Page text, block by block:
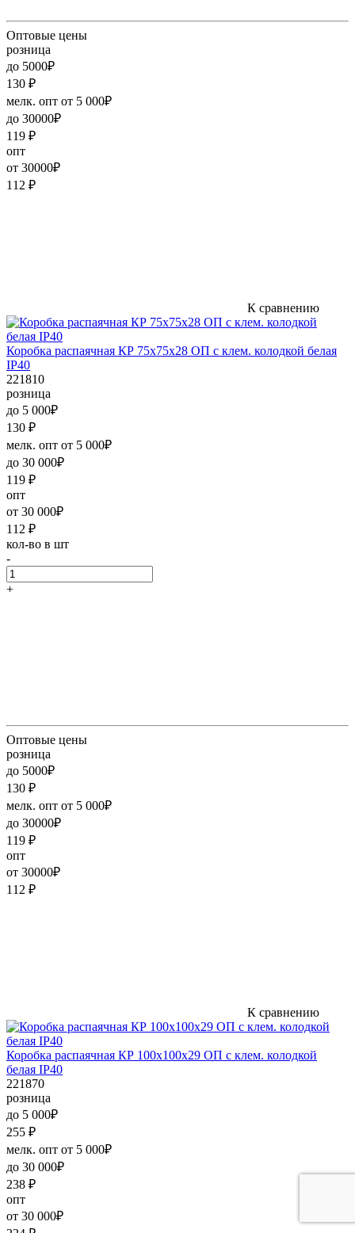
Оптовые цены
розница
до 5000₽
130 ₽
мелк. опт от 5 000₽
до 30000₽
119 ₽
опт
от 30000₽
112 ₽
К сравнению
Коробка распаячная КР 75х75х28 ОП с клем. колодкой белая
IP40
221810
розница
до 5 000₽
130 ₽
мелк. опт от 5 000₽
до 30 000₽
119 ₽
опт
от 30 000₽
112 ₽
кол-во в шт
-
+
Оптовые цены
розница
до 5000₽
130 ₽
мелк. опт от 5 000₽
до 30000₽
119 ₽
опт
от 30000₽
112 ₽
К сравнению
Коробка распаячная КР 100х100х29 ОП с клем. колодкой
белая IP40
221870
розница
до 5 000₽
255 ₽
мелк. опт от 5 000₽
до 30 000₽
238 ₽
опт
от 30 000₽